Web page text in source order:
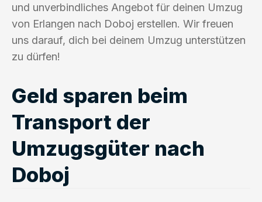
und unverbindliches Angebot für deinen Umzug
von Erlangen nach Doboj erstellen. Wir freuen
uns darauf, dich bei deinem Umzug unterstützen
zu dürfen!
Geld sparen beim
Transport der
Umzugsgüter nach
Doboj